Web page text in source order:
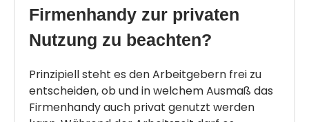
Firmenhandy zur privaten
Nutzung zu beachten?
Prinzipiell steht es den Arbeitgebern frei zu
entscheiden, ob und in welchem Ausmaß das
Firmenhandy auch privat genutzt werden